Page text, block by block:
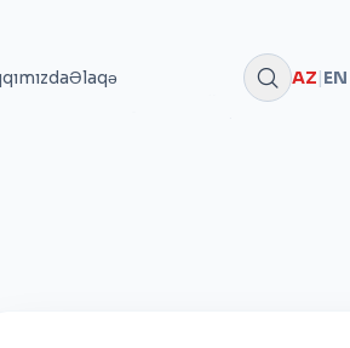
Əlaqə AZ|EN